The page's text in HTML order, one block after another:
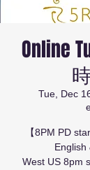
Online
Tue, Dec
【8PM PD
English
West US 8pm